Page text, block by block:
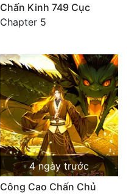
Chấn Kinh 749 Cục
Chapter 5
4 ngày trước
Công Cao Chấn Chủ